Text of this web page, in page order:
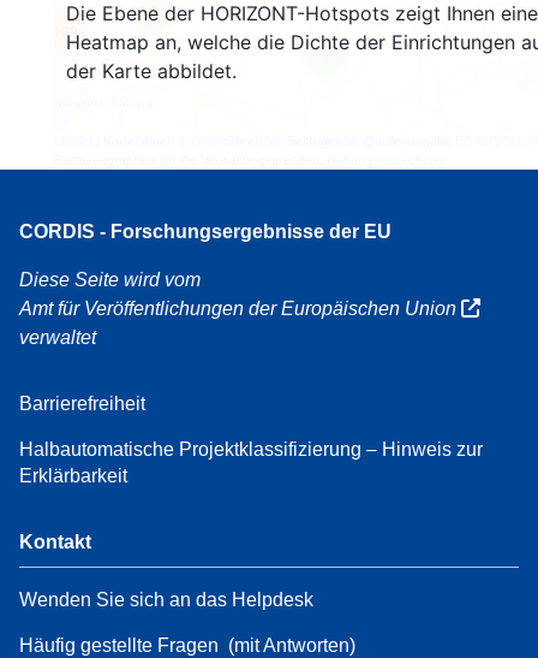
Die Ebene der HORIZONT-Hotspots zeigt Ihnen eine
Heatmap an, welche die Dichte der Einrichtungen
der Karte abbildet.
4
160
CORDIS - Forschungsergebnisse der EU
Diese Seite wird vom
Amt für Veröffentlichungen der Europäischen Union
verwaltet
Barrierefreiheit
Halbautomatische Projektklassifizierung – Hinweis zur
Erklärbarkeit
Kontakt
Wenden Sie sich an das Helpdesk
Häufig gestellte Fragen (mit Antworten)